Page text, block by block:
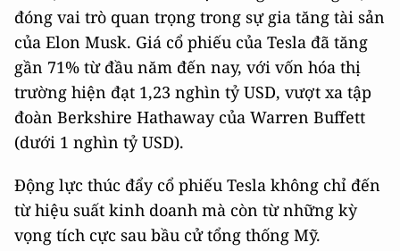
đóng vai trò quan trọng trong sự gia tăng tài sản
của Elon Musk. Giá cổ phiếu của Tesla đã tăng
gần 71% từ đầu năm đến nay, với vốn hóa thị
trường hiện đạt 1,23 nghìn tỷ USD, vượt xa tập
đoàn Berkshire Hathaway của Warren Buffett
(dưới 1 nghìn tỷ USD).
Động lực thúc đẩy cổ phiếu Tesla không chỉ đến
từ hiệu suất kinh doanh mà còn từ những kỳ
vọng tích cực sau bầu cử tổng thống Mỹ.